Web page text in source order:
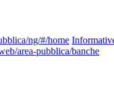
ng/#/home
area-pubblica/banche